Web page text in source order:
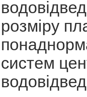
розміру
систем